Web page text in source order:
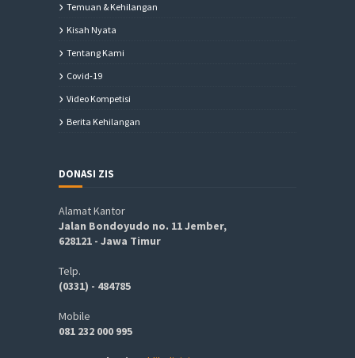
Temuan & Kehilangan
Kisah Nyata
Tentang Kami
Covid-19
Video Kompetisi
Berita Kehilangan
DONASI ZIS
Alamat Kantor
Jalan Bondoyudo no. 11 Jember,
628121 - Jawa Timur
Telp.
(0331) - 484785
Mobile
081 232 000 995